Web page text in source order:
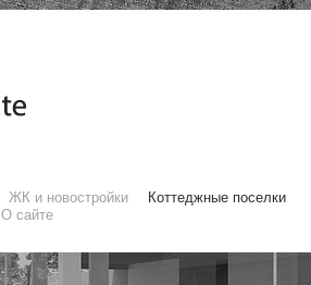
ЖК и новостройки
Коттеджные поселки
О сайте